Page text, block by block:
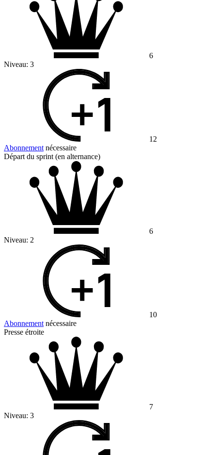
6
Niveau: 3
12
Abonnement nécessaire
Départ du sprint (en alternance)
6
Niveau: 2
10
Abonnement nécessaire
Presse étroite
7
Niveau: 3